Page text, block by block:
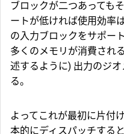
ブロックが二つあっても
ートが低ければ使用効率
の入力ブロックをサポー
多くのメモリが消費さ
述するように) 出力のジ
る。
よってこれが最初に片付
本的にディスパッチする